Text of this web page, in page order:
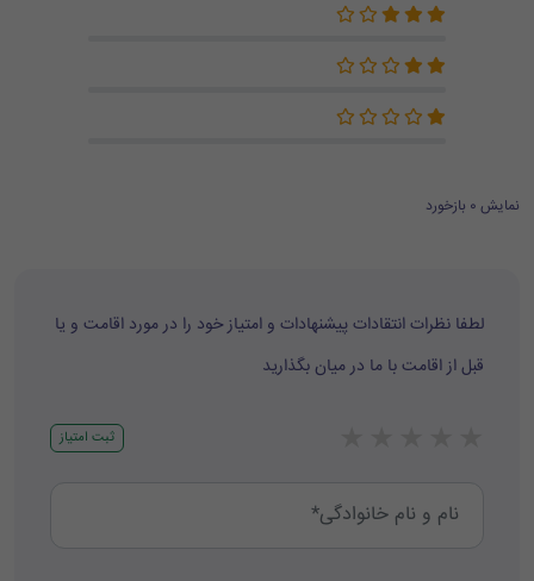
نمایش 0 بازخورد
لطفا نظرات انتقادات پیشنهادات و امتیاز خود را در مورد اقامت و یا
قبل از اقامت با ما در میان بگذارید
ثبت امتیاز